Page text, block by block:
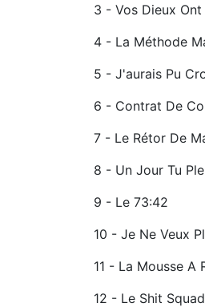
3 - Vos Dieux
4 - La Méthode
5 - J'aurais Pu
6 - Contrat De
7 - Le Rétor De
8 - Un Jour Tu
9 - Le 73:42
10 - Je Ne Veux
11 - La Mousse A
12 - Le Shit